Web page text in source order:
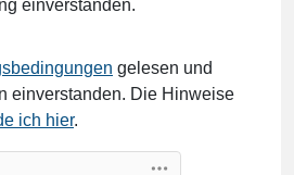
einverstanden.
gelesen und
einverstanden. Die Hinweise
ich hier.